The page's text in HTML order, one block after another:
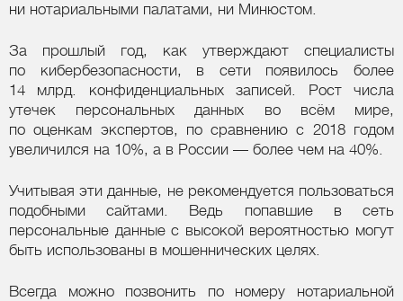
ни нотариальными палатами, ни Минюстом.
За прошлый год, как утверждают специалисты
по кибербезопасности, в сети появилось более
14 млрд. конфиденциальных записей. Рост числа
утечек персональных данных во всём мире,
по оценкам экспертов, по сравнению с 2018 годом
увеличился на 10%, а в России — более чем на 40%.
Учитывая эти данные, не рекомендуется пользоваться
подобными сайтами. Ведь попавшие в сеть
персональные данные с высокой вероятностью могут
быть использованы в мошеннических целях.
Всегда можно позвонить по номеру нотариальной